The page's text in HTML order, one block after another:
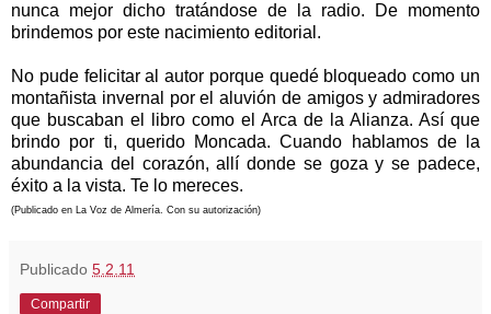
nunca mejor dicho tratándose de la radio. De momento
brindemos por este nacimiento editorial.
No pude felicitar al autor porque quedé bloqueado como un
montañista invernal por el aluvión de amigos y admiradores
que buscaban el libro como el Arca de la Alianza. Así que
brindo por ti, querido Moncada. Cuando hablamos de la
abundancia del corazón, allí donde se goza y se padece,
éxito a la vista. Te lo mereces.
(Publicado en La Voz de Almería. Con su autorización)
Publicado 5.2.11
Compartir